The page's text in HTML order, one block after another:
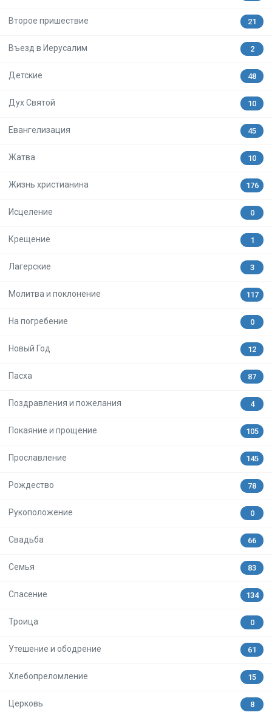
Второе пришествие 21
Въезд в Иерусалим 2
Детские 48
Дух Святой 10
Евангелизация 45
Жатва 10
Жизнь христианина 176
Исцеление 0
Крещение 1
Лагерские 3
Молитва и поклонение 117
На погребение 0
Новый Год 12
Пасха 87
Поздравления и пожелания 4
Покаяние и прощение 105
Прославление 145
Рождество 78
Рукоположение 0
Свадьба 66
Семья 83
Спасение 134
Троица 0
Утешение и ободрение 61
Хлебопреломление 15
Церковь 8